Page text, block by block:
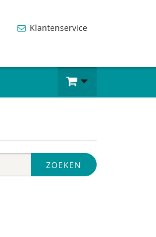
Klantenservice
ZOEKEN